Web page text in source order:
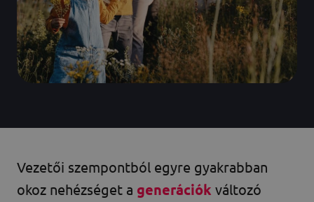
Vezetői szempontból egyre gyakrabban
okoz nehézséget a generációk változó